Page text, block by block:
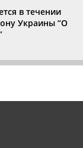
в течении
Украины “О